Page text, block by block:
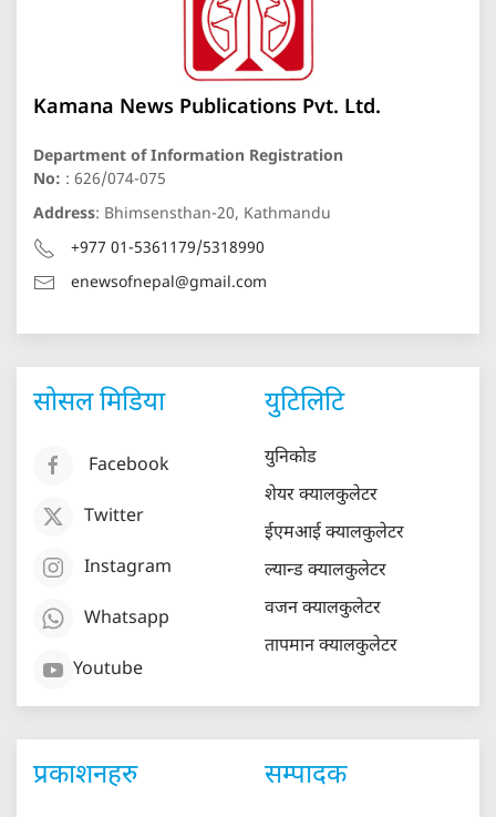
Kamana News Publications Pvt. Ltd.
Department of Information Registration
No: : 626/074-075
Address: Bhimsensthan-20, Kathmandu
+977 01-5361179/5318990
enewsofnepal@gmail.com
सोसल मिडिया
Facebook
Twitter
Instagram
Whatsapp
Youtube
युटिलिटि
युनिकोड
शेयर क्यालकुलेटर
ईएमआई क्यालकुलेटर
ल्यान्ड क्यालकुलेटर
वजन क्यालकुलेटर
तापमान क्यालकुलेटर
प्रकाशनहरु सम्पादक